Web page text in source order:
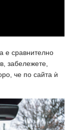
е сравнително
забележете,
че по сайта ѝ